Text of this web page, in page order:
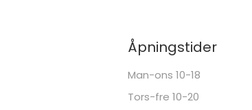
Åpningstider
Man-ons 10-18
Tors-fre 10-20